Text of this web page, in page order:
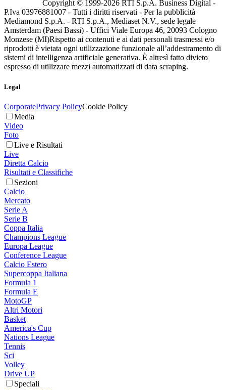
Copyright © 1999-2026 RTI S.p.A. Business Digital -
P.Iva 03976881007 - Tutti i diritti riservati - Per la pubblicità
Mediamond S.p.A. - RTI S.p.A., Mediaset N.V., sede legale
Amsterdam (Paesi Bassi) - Uffici Viale Europa 46, 20093 Cologno
Monzese (MI)Rispetto ai contenuti e ai dati personali trasmessi e/o
riprodotti è vietata ogni utilizzazione funzionale all’addestramento di
sistemi di intelligenza artificiale generativa. È altresì fatto divieto
espresso di utilizzare mezzi automatizzati di data scraping.
Legal
CorporatePrivacy PolicyCookie Policy
Media
Video
Foto
Live e Risultati
Live
Diretta Calcio
Risultati e Classifiche
Sezioni
Calcio
Mercato
Serie A
Serie B
Coppa Italia
Champions League
Europa League
Conference League
Calcio Estero
Supercoppa Italiana
Formula 1
Formula E
MotoGP
Altri Motori
Basket
America's Cup
Nations League
Tennis
Sci
Volley
Drive UP
Speciali